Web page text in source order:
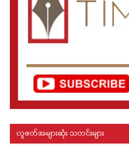
လူဖတ်အများဆုံး သတင်းများ